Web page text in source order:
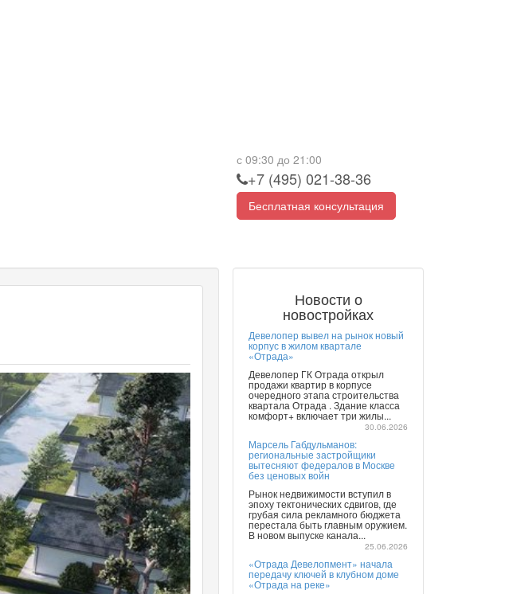
с 09:30 до 21:00
+7 (495) 021-38-36
Бесплатная консультация
Новости о
новостройках
Девелопер вывел на рынок новый
корпус в жилом квартале
«Отрада»
Девелопер ГК Отрада открыл
продажи квартир в корпусе
очередного этапа строительства
квартала Отрада . Здание класса
комфорт+ включает три жилы...
30.06.2026
Марсель Габдульманов:
региональные застройщики
вытесняют федералов в Москве
без ценовых войн
Рынок недвижимости вступил в
эпоху тектонических сдвигов, где
грубая сила рекламного бюджета
перестала быть главным оружием.
В новом выпуске канала...
25.06.2026
«Отрада Девелопмент» начала
передачу ключей в клубном доме
«Отрада на реке»